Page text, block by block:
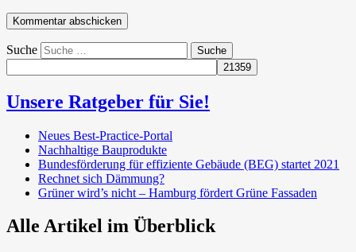
Suche
Unsere Ratgeber für Sie!
Neues Best-Practice-Portal
Nachhaltige Bauprodukte
Bundesförderung für effiziente Gebäude (BEG) startet 2021
Rechnet sich Dämmung?
Grüner wird’s nicht – Hamburg fördert Grüne Fassaden
Alle Artikel im Überblick